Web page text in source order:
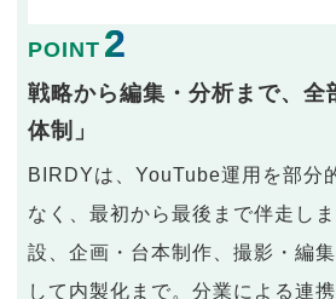
POINT 2
戦略から編集・分析まで、全
体制」
BIRDYは、YouTube運用を部分
なく、最初から最後まで伴走し
設、企画・台本制作、撮影・編
して内製化まで。分業による連